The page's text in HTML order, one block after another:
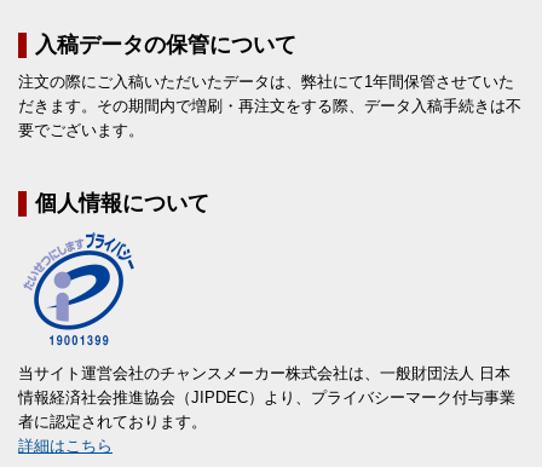
入稿データの保管について
注文の際にご入稿いただいたデータは、弊社にて1年間保管させていた
だきます。その期間内で増刷・再注文をする際、データ入稿手続きは不
要でございます。
個人情報について
当サイト運営会社のチャンスメーカー株式会社は、一般財団法人 日本
情報経済社会推進協会（JIPDEC）より、プライバシーマーク付与事業
者に認定されております。
詳細はこちら